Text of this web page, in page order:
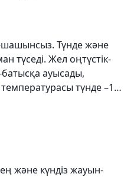
Түнде және
түседі. Жел оңтүстік-
батысқа ауысады,
түнде –1…
және күндіз жауын-